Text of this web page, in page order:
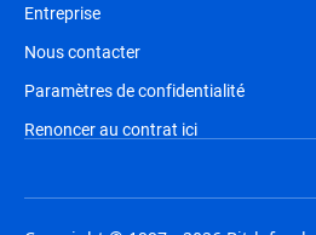
Entreprise
Nous contacter
Paramètres de confidentialité
Renoncer au contrat ici